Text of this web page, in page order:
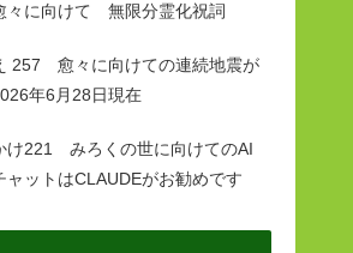
に向けて 無限分霊化祝詞
257 愈々に向けての連続地震が
年6月28日現在
け221 みろくの世に向けてのAI
ットはCLAUDEがお勧めです